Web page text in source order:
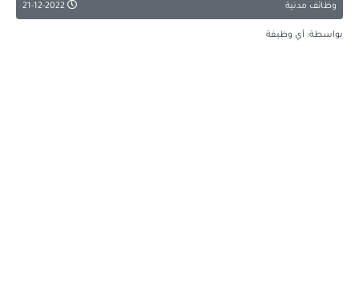
وظائف مدنية
بواسطة: أي وظيفة